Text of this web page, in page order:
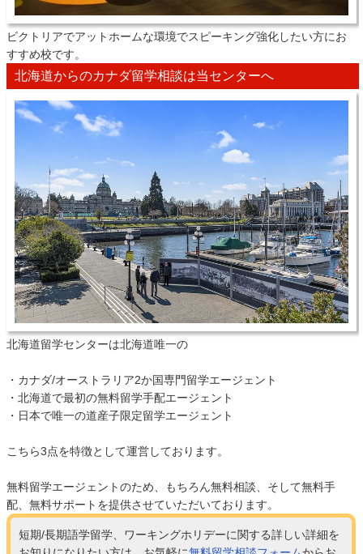
ビクトリアでアットホームな環境でスピーキング強化したい方にお
すすめ校です。
北海道からのカナダ留学相談は当センターへ
北海道留学センターは北海道唯一の
・カナダ/オーストラリア2か国専門留学エージェント
・北海道で最初の無料留学手配エージェント
・日本で唯一の道産子限定留学エージェント
こちら3点を特徴として運営しております。
無料留学エージェントのため、もちろん無料相談、そして無料手
配、無料サポートを提供させていただいております。
短期/長期語学留学、ワーキングホリデーに関する詳しい詳細を